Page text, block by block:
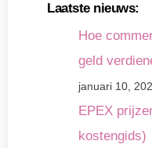
Laatste nieuws:
Hoe
geld
januari 10,
EPEX
kostengids)